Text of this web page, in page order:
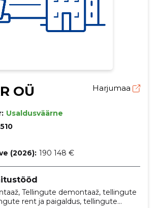
OÜ Harjumaa
Usaldusväärne
510
(2026): 190 148 €
Tellingute demontaaž, tellingute
rent ja paigaldus, tellingute